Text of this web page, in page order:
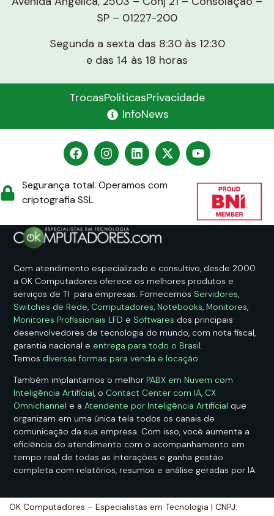
SP – 01227-200
Segunda a sexta das 8:30 às 12:30
e das 14 às 18 horas
TrocasPolíticasPrivacidade
InfoNews
Segurança total. Operamos com
criptografia SSL
Com atendimento especializado e consultivo, desde 2000
a OK Computadores oferece os melhores produtos e
serviços de TI para empresas. Fornecemos Servidores
Switches de Rede Computadores Notebooks Monitores
Monitores Profissionais LFD e Softwares dos principais
desenvolvedores de tecnologia do mundo, com nota fiscal,
garantia nacional e entrega para todo o Brasil
Temos diversas formas para venda e locação
Também implantamos o melhor PABX em Nuvem com
Inteligência Artificial, o Contact Center com IA, CX
Omnichannel e aAtendente por Inteligência Artificial que
organizam em uma única tela todos os canais de
comunicação da sua empresa. Com isso, você aumenta a
eficiência do atendimento com o acompanhamento em
tempo real de todas as interações e ganha gestão
completa com relatórios, resumos e análise geradas por IA.
OK Computadores – Especialistas em Tecnologia | CNPJ: